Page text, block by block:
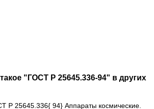
"ГОСТ Р 25645.336-94" в других
Р 25645.336{ 94} Аппараты космические.